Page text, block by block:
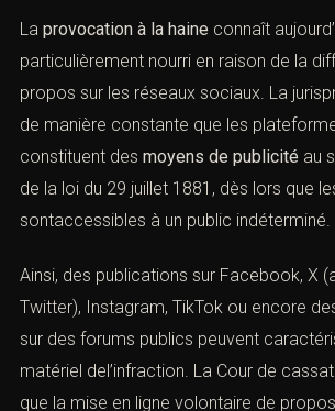
sanctions et défense
A. Qualification pénale des
en ligne
provocation à la haine
connaît
contentieux particulièrement nourri en
diffusion massive de propos sur les
plateformes numériques constituent des
publicité au sens de l’article 23 de la loi
dès lors que les propos sontaccessibles
indéterminé.